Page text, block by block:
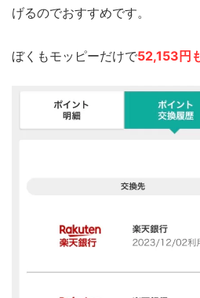
げるのでおすすめです。
ぼくもモッピーだけで52,153円